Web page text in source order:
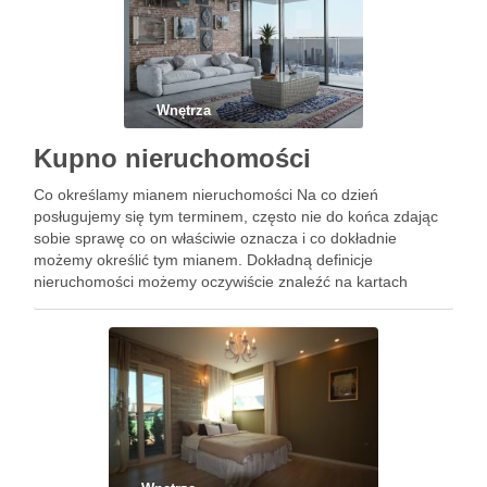
Wnętrza
Kupno nieruchomości
Co określamy mianem nieruchomości Na co dzień
posługujemy się tym terminem, często nie do końca zdając
sobie sprawę co on właściwie oznacza i co dokładnie
możemy określić tym mianem. Dokładną definicje
nieruchomości możemy oczywiście znaleźć na kartach
nas oznacza? I co …